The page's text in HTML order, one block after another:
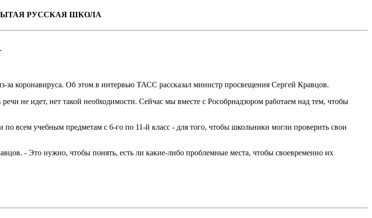
РУССКАЯ ШКОЛА
коронавируса. Об этом в интервью ТАСC рассказал министр просвещения Сергей Кравцов.
не идет, нет такой необходимости. Сейчас мы вместе с Рособрнадзором работаем над тем, чтобы
всем учебным предметам с 6-го по 11-й класс - для того, чтобы школьники могли проверить свои
- Это нужно, чтобы понять, есть ли какие-либо проблемные места, чтобы своевременно их